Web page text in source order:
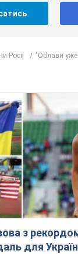
Росії "Облави
з
для